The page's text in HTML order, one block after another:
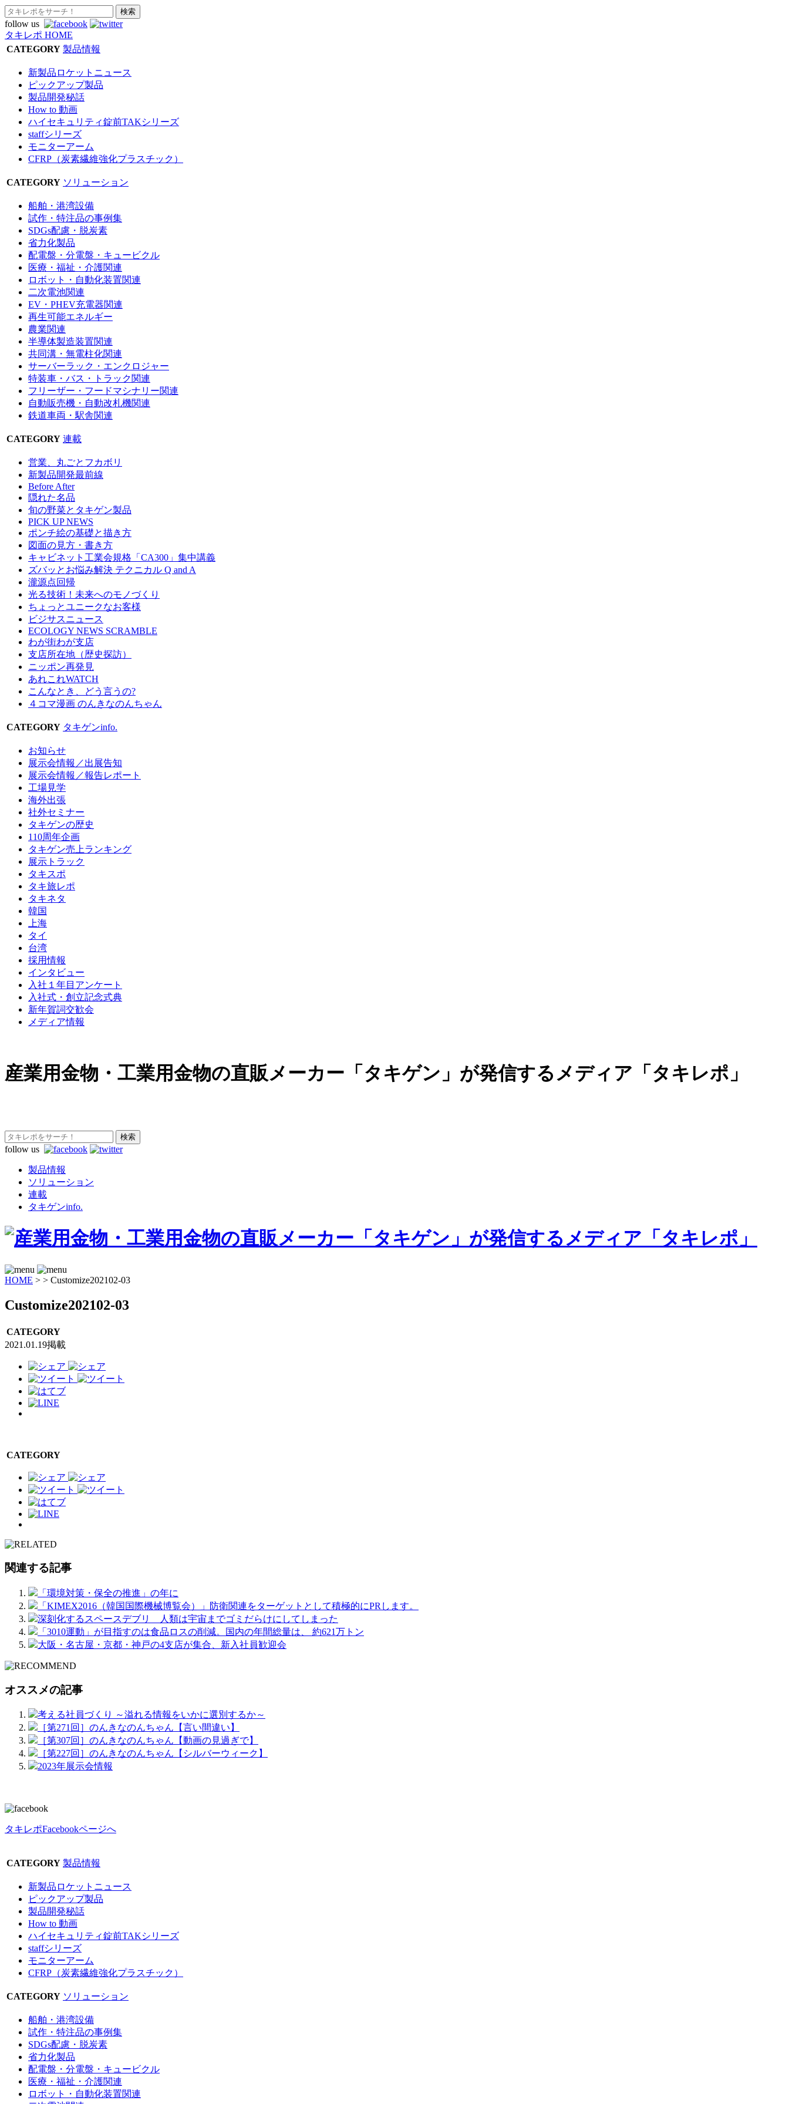
follow us
タキレポ HOME
CATEGORY 製品情報
新製品ロケットニュース
ピックアップ製品
製品開発秘話
How to 動画
ハイセキュリティ錠前TAKシリーズ
staffシリーズ
モニターアーム
CFRP（炭素繊維強化プラスチック）
CATEGORY ソリューション
船舶・港湾設備
試作・特注品の事例集
SDGs配慮・脱炭素
省力化製品
配電盤・分電盤・キュービクル
医療・福祉・介護関連
ロボット・自動化装置関連
二次電池関連
EV・PHEV充電器関連
再生可能エネルギー
農業関連
半導体製造装置関連
共同溝・無電柱化関連
サーバーラック・エンクロジャー
特装車・バス・トラック関連
フリーザー・フードマシナリー関連
自動販売機・自動改札機関連
鉄道車両・駅舎関連
CATEGORY 連載
営業、丸ごとフカボリ
新製品開発最前線
Before After
隠れた名品
旬の野菜とタキゲン製品
PICK UP NEWS
ポンチ絵の基礎と描き方
図面の見方・書き方
キャビネット工業会規格「CA300」集中講義
ズバッとお悩み解決 テクニカル Q and A
瀧源点回帰
光る技術！未来へのモノづくり
ちょっとユニークなお客様
ビジサスニュース
ECOLOGY NEWS SCRAMBLE
わが街わが支店
支店所在地（歴史探訪）
ニッポン再発見
あれこれWATCH
こんなとき、どう言うの?
４コマ漫画 のんきなのんちゃん
CATEGORY タキゲンinfo.
お知らせ
展示会情報／出展告知
展示会情報／報告レポート
工場見学
海外出張
社外セミナー
タキゲンの歴史
110周年企画
タキゲン売上ランキング
展示トラック
タキスポ
タキ旅レポ
タキネタ
韓国
上海
タイ
台湾
採用情報
インタビュー
入社１年目アンケート
入社式・創立記念式典
新年賀詞交歓会
メディア情報
産業用金物・工業用金物の直販メーカー「タキゲン」が発信するメディア「タキレポ」
follow us
製品情報
ソリューション
連載
タキゲンinfo.
HOME > > Customize202102-03
Customize202102-03
CATEGORY
2021.01.19掲載
CATEGORY
関連する記事
「環境対策・保全の推進」の年に
「KIMEX2016（韓国国際機械博覧会）」防衛関連をターゲットとして積極的にPRします。
深刻化するスペースデブリ 人類は宇宙までゴミだらけにしてしまった
「3010運動」が目指すのは食品ロスの削減。国内の年間総量は、 約621万トン
大阪・名古屋・京都・神戸の4支店が集合、新入社員歓迎会
オススメの記事
考える社員づくり ～溢れる情報をいかに選別するか～
［第271回］のんきなのんちゃん【言い間違い】
［第307回］のんきなのんちゃん【動画の見過ぎで】
［第227回］のんきなのんちゃん【シルバーウィーク】
2023年展示会情報
タキレポFacebookページへ
CATEGORY 製品情報
新製品ロケットニュース
ピックアップ製品
製品開発秘話
How to 動画
ハイセキュリティ錠前TAKシリーズ
staffシリーズ
モニターアーム
CFRP（炭素繊維強化プラスチック）
CATEGORY ソリューション
船舶・港湾設備
試作・特注品の事例集
SDGs配慮・脱炭素
省力化製品
配電盤・分電盤・キュービクル
医療・福祉・介護関連
ロボット・自動化装置関連